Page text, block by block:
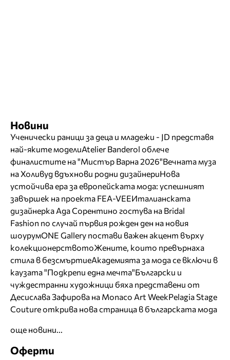
Новини
Ученически раници за деца и младежи - JD представя
най-яките моделиAtelier Banderol облече
финалистите на "Мистър Варна 2026"Вечната муза
на Холивуд вдъхнови родни дизайнериНова
устойчива ера за европейската мода: успешният
завършек на проекта FEA-VEEИталианската
дизайнерка Ада Сорентино гостува на Bridal
Fashion по случай първия рожден ден на новия
шоурумONE Gallery постави важен акцент върху
колекционерствотоЖените, които превърнаха
стила в безсмъртиеАкадемията за мода се включи в
каузата "Подкрепи една мечта"Български и
чуждестранни художници бяха представени от
Десислава Зафирова на Monaco Art WeekPelagia Stage
Couture открива нова страница в българската мода
още новини...
Оферти